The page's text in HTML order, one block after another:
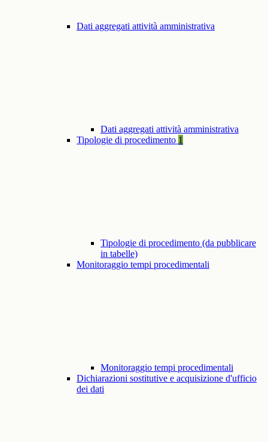
Dati aggregati attività amministrativa
Dati aggregati attività amministrativa
Tipologie di procedimento 1
Tipologie di procedimento (da pubblicare
in tabelle)
Monitoraggio tempi procedimentali
Monitoraggio tempi procedimentali
Dichiarazioni sostitutive e acquisizione d'ufficio
dei dati